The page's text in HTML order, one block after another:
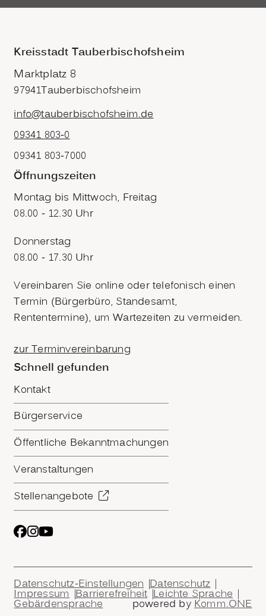
Kreisstadt Tauberbischofsheim
Marktplatz 8
97941Tauberbischofsheim
info@tauberbischofsheim.de
09341 803-0
09341 803-7000
Öffnungszeiten
Montag bis Mittwoch, Freitag
08.00 - 12.30 Uhr
Donnerstag
08.00 - 17.30 Uhr
Vereinbaren Sie online oder telefonisch einen
Termin (Bürgerbüro, Standesamt,
Rententermine), um Wartezeiten zu vermeiden.
zur Terminvereinbarung
Schnell gefunden
Kontakt
Bürgerservice
Öffentliche Bekanntmachungen
Veranstaltungen
Stellenangebote
Datenschutz-Einstellungen Datenschutz
Impressum Barrierefreiheit Leichte Sprache
Gebärdensprache powered by Komm.ONE